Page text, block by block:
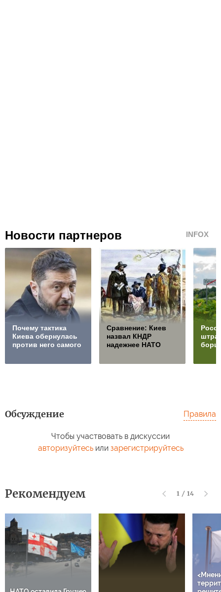
Новости партнеров INFOX
Почему тактика
Киева обернулась
против него самого
Сравнение: Киев
назвал КНДР
надежнее НАТО
Обсуждение Правила
Чтобы участвовать в дискуссии
авторизуйтесьили зарегистрируйтесь
Рекомендуем 1 / 14